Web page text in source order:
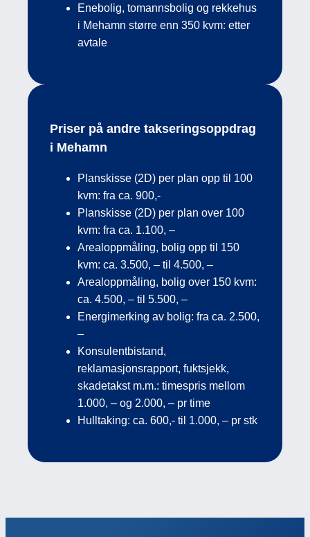
Enebolig, tomannsbolig og rekkehus
i Mehamn større enn 350 kvm: etter
avtale
Priser på andre takseringsoppdrag
i Mehamn
Planskisse (2D) per plan opp til 100
kvm: fra ca. 900,-
Planskisse (2D) per plan over 100
kvm: fra ca. 1.100, –
Arealoppmåling, bolig opp til 150
kvm: ca. 3.500, – til 4.500, –
Arealoppmåling, bolig over 150 kvm:
ca. 4.500, – til 5.500, –
Energimerking av bolig: fra ca. 2.500,
–
Konsulentbistand,
reklamasjonsrapport, fuktsjekk,
skadetakst m.m.: timespris mellom
1.000, – og 2.000, – pr time
Hulltaking: ca. 600,- til 1.000, – pr stk